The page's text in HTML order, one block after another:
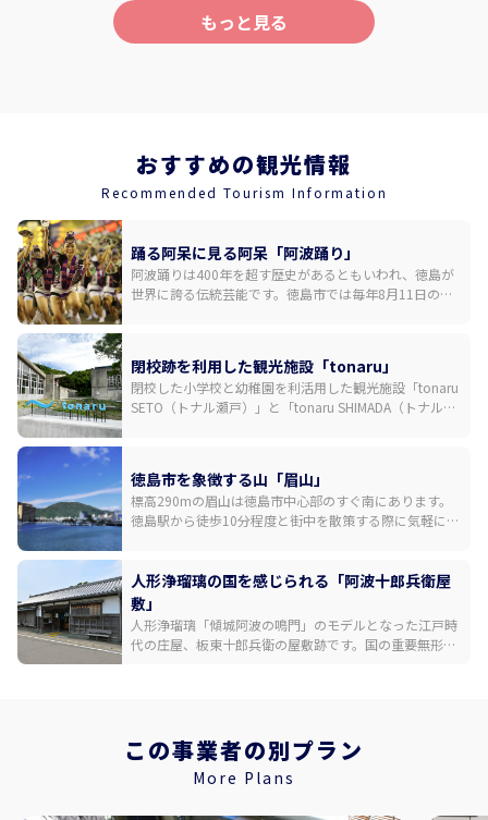
公園（11:30～13:00）＝＝祖谷のかずら橋（13:10～14:00）＝
＝桃源郷祖谷の山里（15:00） 【食事】朝食〇 昼食× 夕食
8/16 9/19～9/23 ※写真はすべてイメージです。 ※行程内の時
間は大まかな目安です。
もっと見る
おすすめの観光情報
Recommended Tourism Information
踊る阿呆に見る阿呆「阿波踊り」
阿波踊りは400年を超す歴史があるともいわれ、徳島が
世界に誇る伝統芸能です。徳島市では毎年8月11日の前
鉦、太鼓などの鳴り物の音色に合わせた大編成での一糸
乱れぬ踊りが「徳島の夏」を彩ります。
閉校跡を利用した観光施設「tonaru」
閉校した小学校と幼稚園を利活用した観光施設「tonaru
SETO（トナル瀬戸）」と「tonaru SHIMADA（トナル島
tonaru SHIMADAではキャンプが楽しめます。建築家・増
田友也氏が手掛けたモダニズム建築も見どころです。
徳島市を象徴する山「眉山」
標高290mの眉山は徳島市中心部のすぐ南にあります。
徳島駅から徒歩10分程度と街中を散策する際に気軽に立
頂展望台へは、自然を感じながら30分程度で登り切れる
ハイキングコース、国道192号からと438号からの二つ
のドライブルートのほか、ふもとの阿波おどり会館から
山頂までロープウェイがあります。
人形浄瑠璃の国を感じられる「阿波十郎兵衛屋
敷」
人形浄瑠璃「傾城阿波の鳴門」のモデルとなった江戸時
代の庄屋、板東十郎兵衛の屋敷跡です。国の重要無形民
中には、江戸時代に藍の取り引きによって花開いた豊か
な日本の伝統芸能が今も息づいています。【有料】
この事業者の別プラン
More Plans